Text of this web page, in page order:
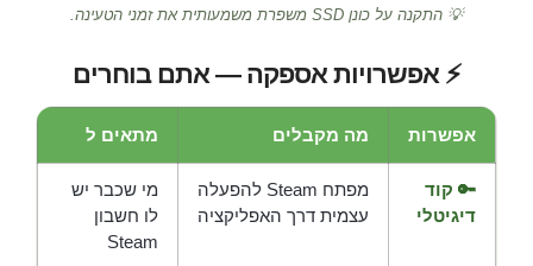
💡 התקנה על כונן SSD משפרת משמעותית את זמני הטעינה.
⚡ אפשרויות אספקה — אתם בוחרים
אפשרות מה מקבלים מתאים ל
🔑 קוד
דיגיטלי
מפתח Steam להפעלה
עצמית דרך האפליקציה
מי שכבר יש
לו חשבון
Steam